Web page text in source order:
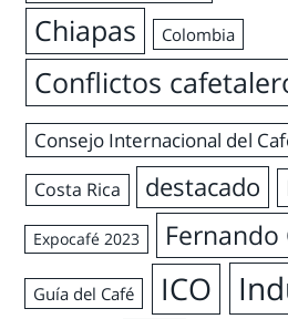
Chiapas Colombia
Conflictos
Consejo Internacional del
Costa Rica destacado
Expocafé 2023 Fernando
Guía del Café ICO